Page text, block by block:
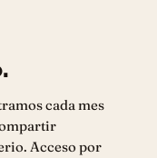
cada mes
Acceso por